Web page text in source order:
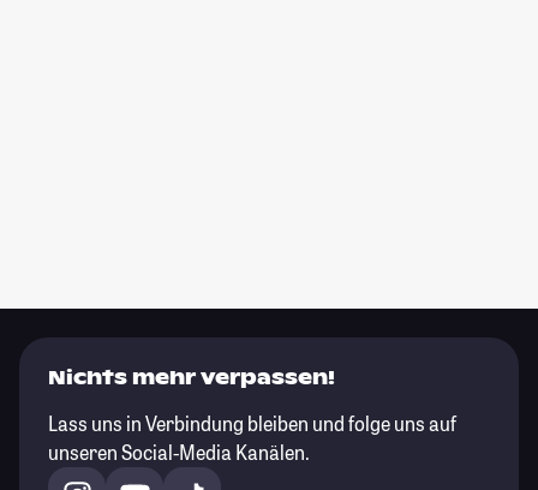
Nichts mehr verpassen!
Lass uns in Verbindung bleiben und folge uns auf
unseren Social-Media Kanälen.